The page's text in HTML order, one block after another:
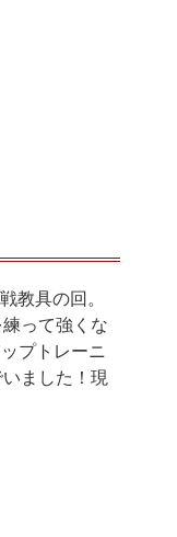
教具の回。
って強くな
プトレーニ
ました！現